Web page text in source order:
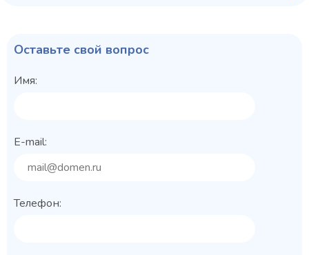
Оставьте свой вопрос
Имя:
E-mail:
Телефон: